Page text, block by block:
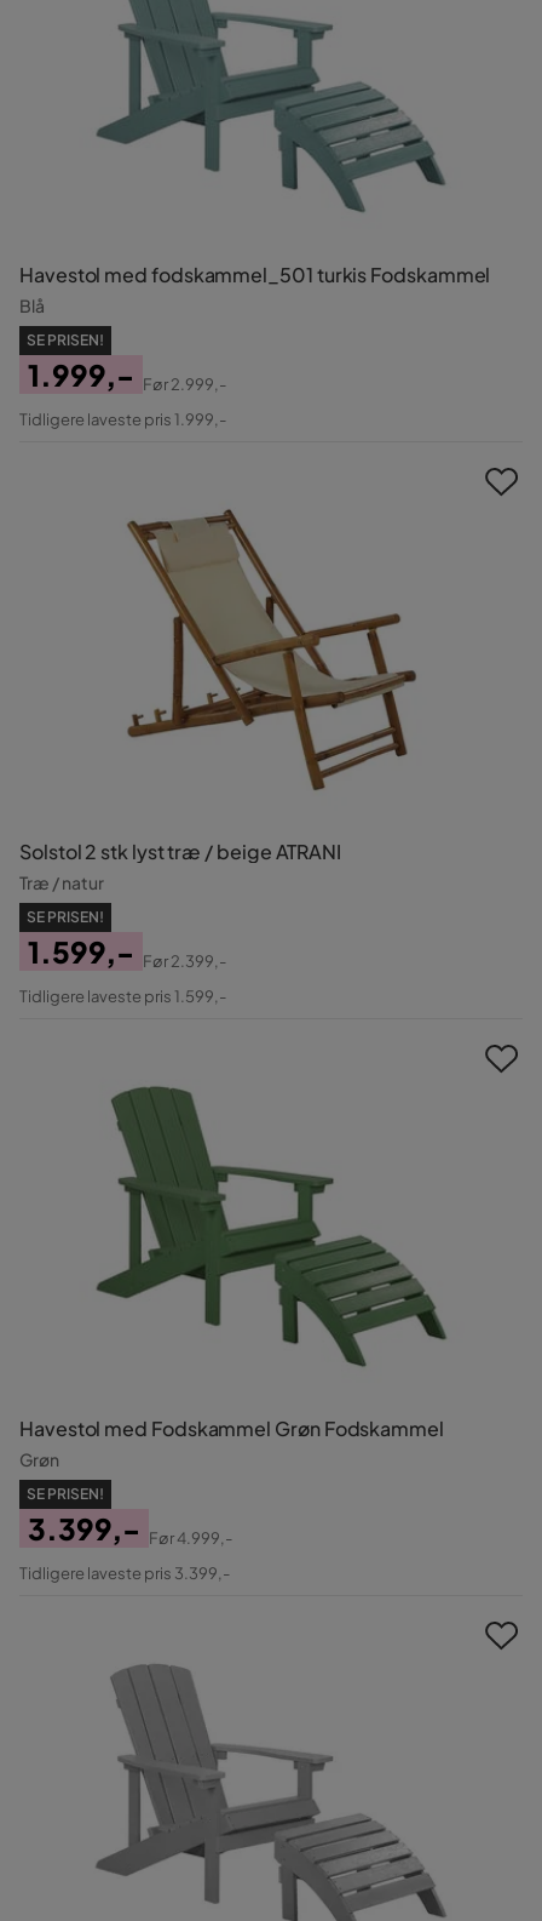
Havestol med fodskammel_501 turkis Fodskammel
Blå
SE PRISEN!
Pris
1.999,-
Original
Før2.999,-
Tidligere laveste pris 1.999,-
Solstol 2 stk lyst træ / beige ATRANI
Træ / natur
SE PRISEN!
Pris
1.599,-
Original
Før2.399,-
Tidligere laveste pris 1.599,-
Havestol med Fodskammel Grøn Fodskammel
Grøn
SE PRISEN!
Pris
3.399,-
Original
Før4.999,-
Tidligere laveste pris 3.399,-